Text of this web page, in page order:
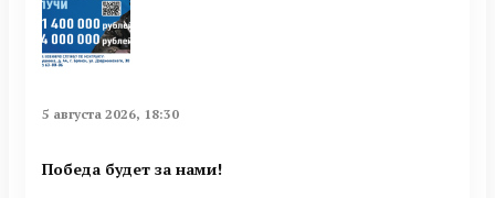
5 августа 2026, 18:30
Победа будет за нами!